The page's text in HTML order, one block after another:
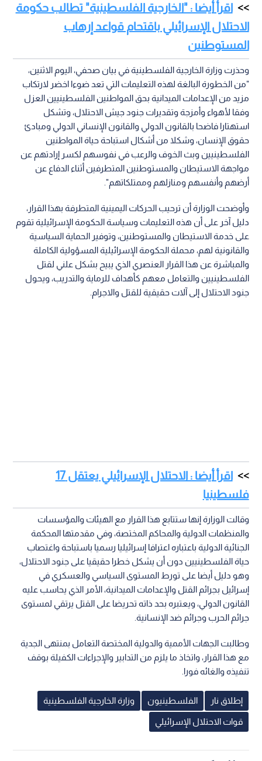
اقرأ أيضا : "الخارجية الفلسطينية" تطالب حكومة
الاحتلال الإسرائيلي باقتحام قواعد إرهاب
المستوطنين
وحذرت وزارة الخارجية الفلسطينية في بيان صحفي، اليوم الاثنين،
"من الخطورة البالغة لهذه التعليمات التي تعد ضوءا اخضر لارتكاب
مزيد من الإعدامات الميدانية بحق المواطنين الفلسطينيين العزل
وفقا لأهواء وأمزجة وتقديرات جنود جيش الاحتلال، وتشكل
استهتارا فاضحا بالقانون الدولي والقانون الإنساني الدولي ومبادئ
حقوق الإنسان، وشكلا من أشكال استباحة حياة المواطنين
الفلسطينيين وبث الخوف والرعب في نفوسهم لكسر إرادتهم عن
مواجهة الاستيطان والمستوطنين المتطرفين أثناء الدفاع عن
أرضهم وأنفسهم ومنازلهم وممتلكاتهم".
وأوضحت الوزارة أن ترحيب الحركات اليمينية المتطرفة بهذا القرار،
دليل آخر على أن هذه التعليمات وسياسة الحكومة الإسرائيلية تقوم
على خدمة الاستيطان والمستوطنين، وتوفير الحماية السياسية
والقانونية لهم، محملة الحكومة الإسرائيلية المسؤولية الكاملة
والمباشرة عن هذا القرار العنصري الذي يبيح بشكل علني لقتل
الفلسطينيين والتعامل معهم كأهداف للرماية والتدريب، ويحول
جنود الاحتلال إلى آلات حقيقية للقتل والاجرام.
اقرأ أيضا : الاحتلال الإسرائيلي يعتقل 17
فلسطينيا
وقالت الوزارة إنها ستتابع هذا القرار مع الهيئات والمؤسسات
والمنظمات الدولية والمحاكم المختصة، وفي مقدمتها المحكمة
الجنائية الدولية باعتباره اعترافا إسرائيليا رسميا باستباحة واغتصاب
حياة الفلسطينيين دون أن يشكل خطرا حقيقيا على جنود الاحتلال،
وهو دليل أيضا على تورط المستوى السياسي والعسكري في
إسرائيل بجرائم القتل والإعدامات الميدانية، الأمر الذي يحاسب عليه
القانون الدولي، ويعتبره بحد ذاته تحريضا على القتل يرتقي لمستوى
جرائم الحرب وجرائم ضد الإنسانية.
وطالبت الجهات الأممية والدولية المختصة التعامل بمنتهى الجدية
مع هذا القرار، واتخاذ ما يلزم من التدابير والإجراءات الكفيلة بوقف
تنفيذه والغائه فورا.
إطلاق نار الفلسطينيون وزارة الخارجية الفلسطينية
قوات الاحتلال الإسرائيلي